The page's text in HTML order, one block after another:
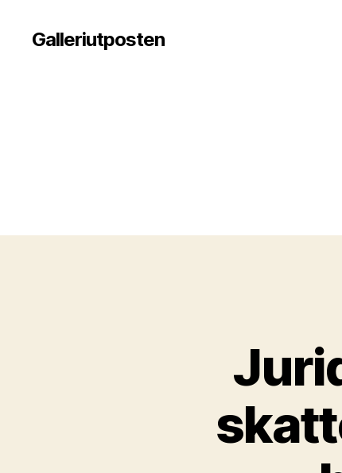
Galleriutposten